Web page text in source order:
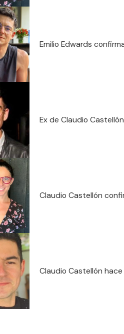
Emilio Edwards
Ex de Claudio
Claudio Castellón
Claudio Castellón